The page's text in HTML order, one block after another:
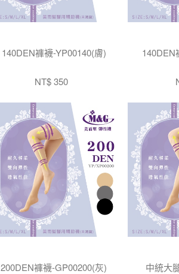
140DEN褲襪-YP00140(膚)
NT$ 350
140DEN
200DEN褲襪-GP00200(灰) 中統大